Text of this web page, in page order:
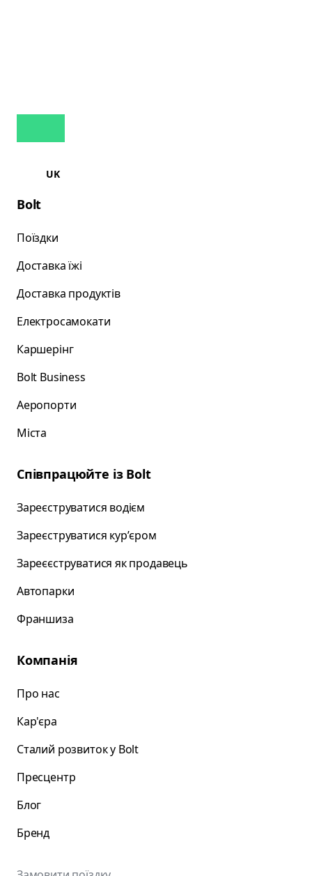
UK
Bolt
Поїздки
Доставка їжі
Доставка продуктів
Електросамокати
Каршерінг
Bolt Business
Аеропорти
Міста
Співпрацюйте із Bolt
Зареєструватися водієм
Зареєструватися курʼєром
Зареєєструватися як продавець
Автопарки
Франшиза
Компанія
Про нас
Кар'єра
Сталий розвиток у Bolt
Пресцентр
Блог
Бренд